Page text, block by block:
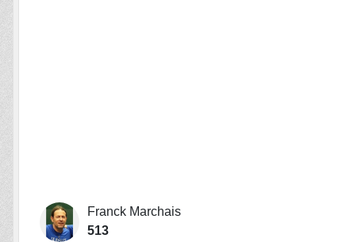
Franck Marchais
513